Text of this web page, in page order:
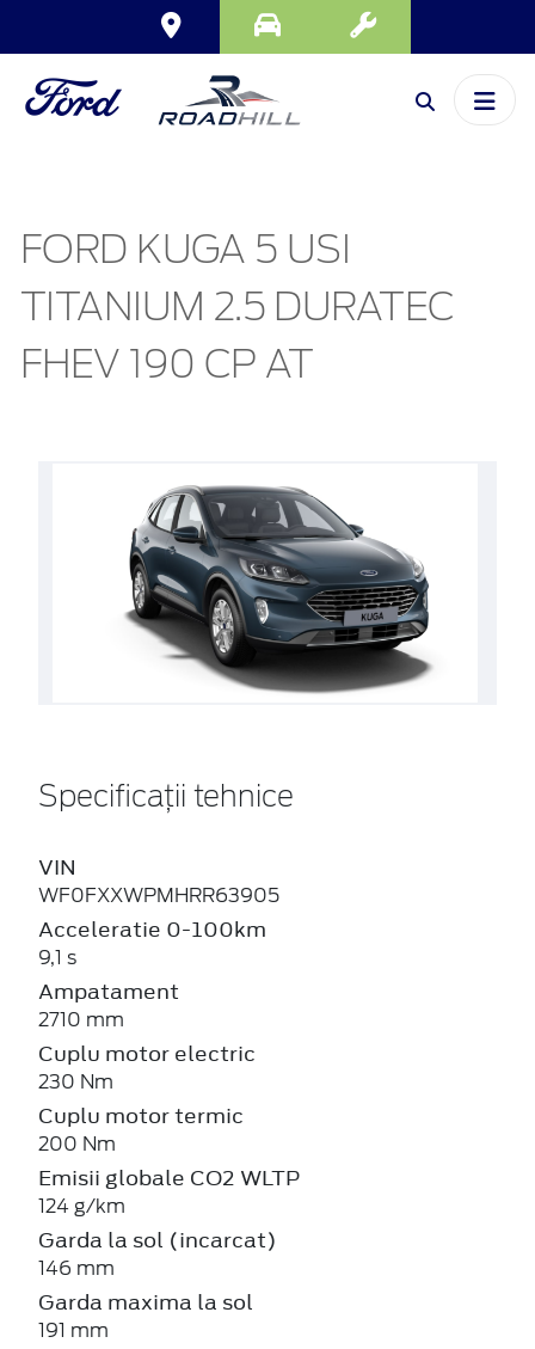
FORD KUGA 5 USI
TITANIUM 2.5 DURATEC
FHEV 190 CP AT
Specificații tehnice
VIN
WF0FXXWPMHRR63905
Acceleratie 0-100km
9,1 s
Ampatament
2710 mm
Cuplu motor electric
230 Nm
Cuplu motor termic
200 Nm
Emisii globale CO2 WLTP
124 g/km
Garda la sol (incarcat)
146 mm
Garda maxima la sol
191 mm